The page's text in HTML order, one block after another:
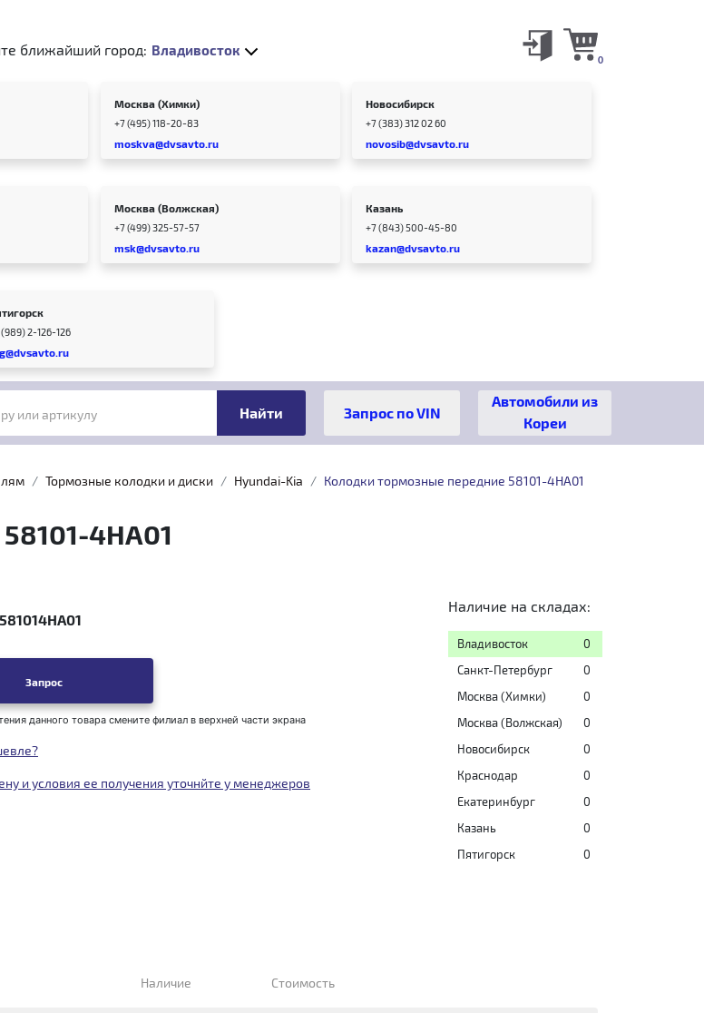
ближайший город: Владивосток
0
Москва (Химки)
+7 (495) 118-20-83
moskva@dvsavto.ru
Новосибирск
+7 (383) 312 02 60
novosib@dvsavto.ru
Москва (Волжская)
+7 (499) 325-57-57
msk@dvsavto.ru
Казань
+7 (843) 500-45-80
kazan@dvsavto.ru
(989) 2-126-126
или артикулу
Автомобили из
Кореи
Тормозные колодки и диски Hyundai-Kia Колодки тормозные передние 58101-4HA01
4HA01
581014HA01
Запрос
данного товара смените филиал в верхней части экрана
и условия ее получения уточнйте у менеджеров
Наличие на складах:
Владивосток
0
Санкт-Петербург
0
Москва (Химки)
0
Москва (Волжская)
0
Новосибирск
0
Краснодар
0
Екатеринбург
0
Казань
0
Пятигорск
0
Наличие Стоимость